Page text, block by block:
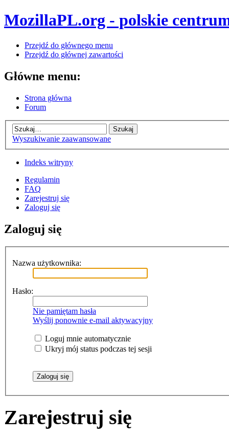
MozillaPL.org - polskie
Przejdź do głównego menu
Przejdź do głównej zawartości
Główne menu:
Strona główna
Forum
Wyszukiwanie zaawansowane
Indeks witryny
Regulamin
FAQ
Zarejestruj się
Zaloguj się
Zaloguj się
Nazwa użytkownika:
Hasło:
Nie pamiętam hasła
Wyślij ponownie e-mail aktywacyjny
Loguj mnie automatycznie
Ukryj mój status podczas tej sesji
Zarejestruj się